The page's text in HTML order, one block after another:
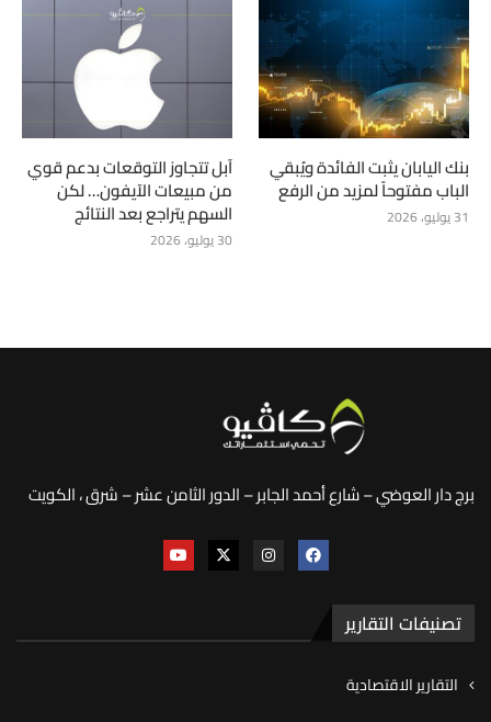
بنك اليابان يثبت الفائدة ويُبقي
الباب مفتوحاً لمزيد من الرفع
31 يوليو، 2026
آبل تتجاوز التوقعات بدعم قوي
من مبيعات الآيفون… لكن
السهم يتراجع بعد النتائج
30 يوليو، 2026
برج دار العوضي – شارع أحمد الجابر – الدور الثامن عشر – شرق ، الكويت
تصنيفات التقارير
التقارير الاقتصادية